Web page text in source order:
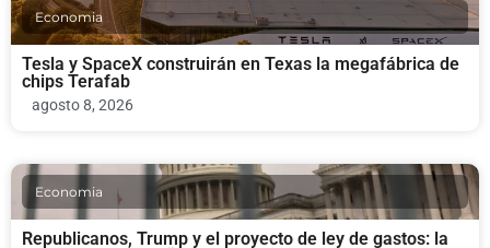
Economia
Tesla y SpaceX construirán en Texas la megafábrica de
chips Terafab
agosto 8, 2026
Economia
Republicanos, Trump y el proyecto de ley de gastos: la